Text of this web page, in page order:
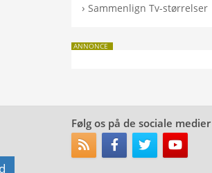
›Sammenlign Tv-størrelser
ANNONCE
Følg os på de sociale medier